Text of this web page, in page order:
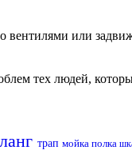
вентилями или
тех людей,
трап мойка полка